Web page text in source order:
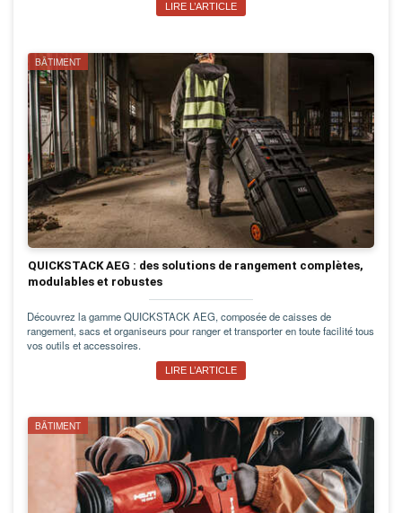
LIRE L’ARTICLE
BÂTIMENT
QUICKSTACK AEG : des solutions de rangement complètes,
modulables et robustes
Découvrez la gamme QUICKSTACK AEG, composée de caisses de
rangement, sacs et organiseurs pour ranger et transporter en toute facilité tous
vos outils et accessoires.
LIRE L’ARTICLE
BÂTIMENT